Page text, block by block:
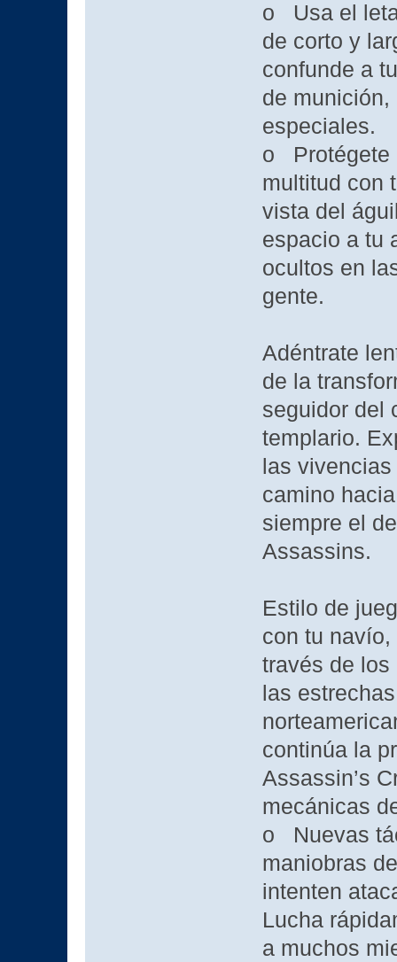
o Usa el
de corto y
confunde a
de
especiales.
o Protégete
multitud con
vista del
espacio a tu
ocultos en
gente.
Adéntrate
de la
seguidor del
templario.
las
camino
siempre el
Assassins.
Estilo de
con tu
través de los
las
continúa la
Assassin’s
mecánicas
o Nuevas
maniobras
intenten
Lucha
a muchos